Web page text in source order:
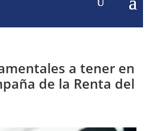
a tener en
de la Renta del